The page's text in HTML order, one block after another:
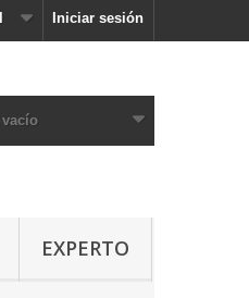
Iniciar sesión
vacío
EXPERTO